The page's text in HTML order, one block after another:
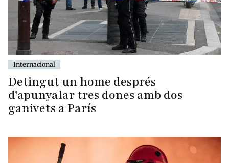
Internacional
Detingut un home després
d’apunyalar tres dones amb dos
ganivets a París